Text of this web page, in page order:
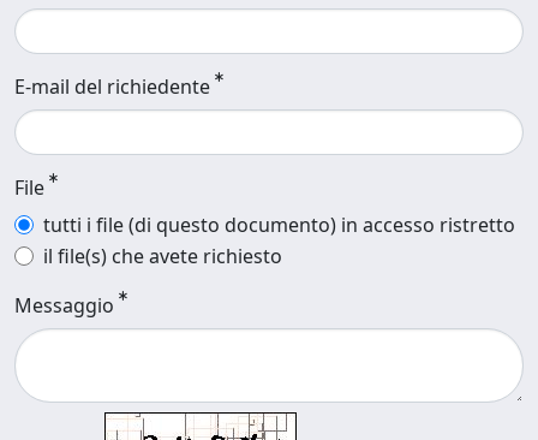
E-mail del richiedente
File
tutti i file (di questo documento) in accesso ristretto
il file(s) che avete richiesto
Messaggio